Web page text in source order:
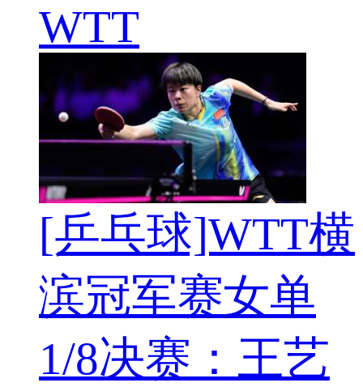
WTT
[乒乓球]WTT横
滨冠军赛女单
1/8决赛：王艺